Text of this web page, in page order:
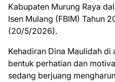
Kabupaten Murung Raya
Isen Mulang (FBIM) Tahun
(20/5/2026).
Kehadiran Dina Maulidah
bentuk perhatian dan
sedang berjuang